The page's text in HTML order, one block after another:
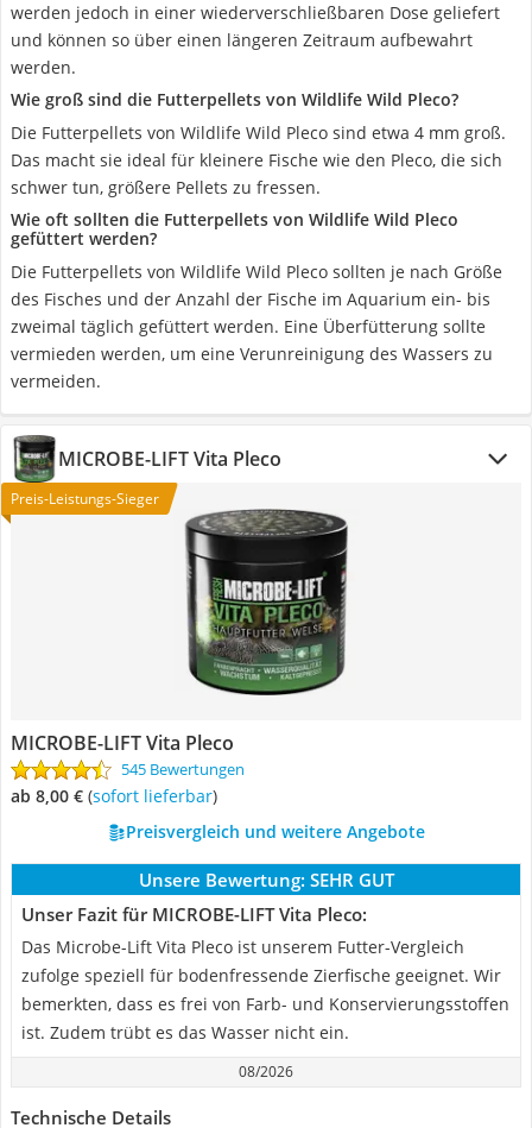
werden jedoch in einer wiederverschließbaren Dose geliefert
und können so über einen längeren Zeitraum aufbewahrt
werden.
Wie groß sind die Futterpellets von Wildlife Wild Pleco?
Die Futterpellets von Wildlife Wild Pleco sind etwa 4 mm groß.
Das macht sie ideal für kleinere Fische wie den Pleco, die sich
schwer tun, größere Pellets zu fressen.
Wie oft sollten die Futterpellets von Wildlife Wild Pleco
gefüttert werden?
Die Futterpellets von Wildlife Wild Pleco sollten je nach Größe
des Fisches und der Anzahl der Fische im Aquarium ein- bis
zweimal täglich gefüttert werden. Eine Überfütterung sollte
vermieden werden, um eine Verunreinigung des Wassers zu
vermeiden.
MICROBE-LIFT Vita Pleco
Preis-Leistungs-Sieger
MICROBE-LIFT Vita Pleco
545 Bewertungen
ab 8,00 € ( Sofort lieferbar)
Preisvergleich und weitere Angebote
Unsere Bewertung: SEHR GUT
Unser Fazit für MICROBE-LIFT Vita Pleco:
Das Microbe-Lift Vita Pleco ist unserem Futter-Vergleich
zufolge speziell für bodenfressende Zierfische geeignet. Wir
bemerkten, dass es frei von Farb- und Konservierungsstoffen
ist. Zudem trübt es das Wasser nicht ein.
08/2026
Technische Details